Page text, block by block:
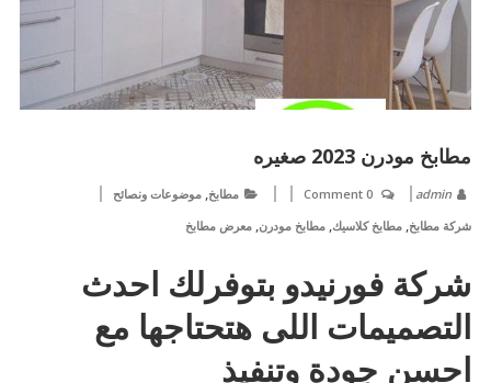
مطابخ مودرن 2023 صغيره
admin
0 Comment مطابخ, موضوعات ونصائح
شركة مطابخ, مطابخ كلاسيك, مطابخ مودرن, معرض مطابخ
شركة فورنيدو بتوفرلك احدث
التصميمات اللى هتحتاجها مع
احسن جودة وتنفيذ